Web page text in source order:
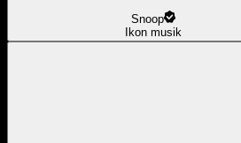
Snoop
Ikon musik